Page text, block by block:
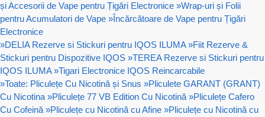
și Accesorii de Vape pentru Țigări Electronice »Wrap-uri și Folii
pentru Acumulatori de Vape » Încărcătoare de Vape pentru Țigări
Electronice
»DELIA Rezerve si Stickuri pentru IQOS ILUMA »Fiit Rezerve &
Stickuri pentru Dispozitive IQOS »TEREA Rezerve si Stickuri pentru
IQOS ILUMA »Tigari Electronice IQOS Reincarcabile
»Toate: Pliculețe Cu Nicotină și Snus »Pliculete GARANT (GRANT)
Cu Nicotina »Pliculețe 77 VB Edition Cu Nicotină »Pliculețe Cafero
Cu Cofeină »Pliculețe cu Nicotină cu Afine »Pliculețe cu Nicotină cu